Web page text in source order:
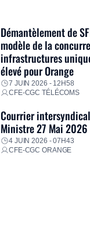
Démantèlement de
modèle de la
infrastructures
élevé pour Orange
7 JUIN 2026 - 12H58
CFE-CGC TÉLÉCOMS
Courrier
Ministre 27 Mai 2026
4 JUIN 2026 - 07H43
CFE-CGC ORANGE